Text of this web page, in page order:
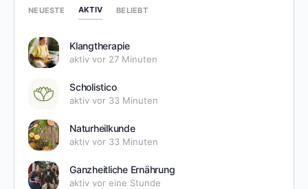
NEUESTE AKTIV BELIEBT
Klangtherapie
aktiv vor 27 Minuten
Scholistico
aktiv vor 33 Minuten
Naturheilkunde
aktiv vor 33 Minuten
Ganzheitliche Ernährung
aktiv vor eine Stunde